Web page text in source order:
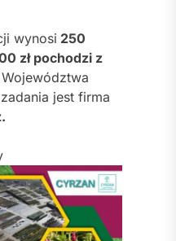
wynosi 250
zł pochodzi z
jest firma